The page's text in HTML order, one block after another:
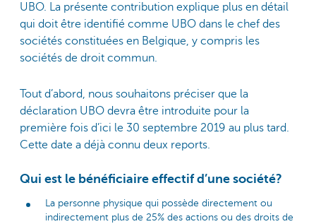
UBO. La présente contribution explique plus en détail
qui doit être identifié comme UBO dans le chef des
sociétés constituées en Belgique, y compris les
sociétés de droit commun.
Tout d’abord, nous souhaitons préciser que la
déclaration UBO devra être introduite pour la
première fois d’ici le 30 septembre 2019 au plus tard.
Cette date a déjà connu deux reports.
Qui est le bénéficiaire effectif d’une société?
La personne physique qui possède directement ou
indirectement plus de 25% des actions ou des droits de